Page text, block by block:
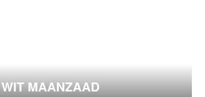
WIT MAANZAAD